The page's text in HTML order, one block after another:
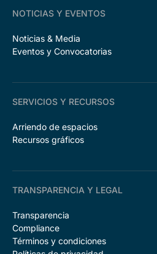
NOTICIAS Y EVENTOS
Noticias & Media
Eventos y Convocatorias
SERVICIOS Y RECURSOS
Arriendo de espacios
Recursos gráficos
TRANSPARENCIA Y LEGAL
Transparencia
Compliance
Términos y condiciones